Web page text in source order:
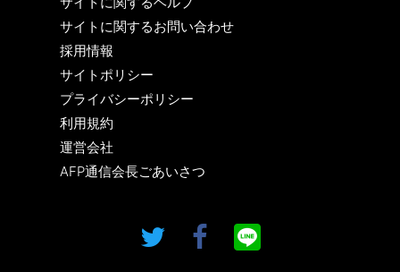
サイトに関するお問い合わせ
採用情報
サイトポリシー
プライバシーポリシー
利用規約
運営会社
AFP通信会長ごあいさつ